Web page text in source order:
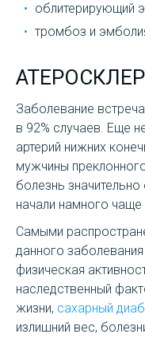
облитерирующий
тромбоз и
Заболевание
в 92% случаев. Еще
артерий нижних
мужчины
болезнь
начали намного
Самыми
данного
физическая
наследственный
жизни, сахарный
излишний вес,